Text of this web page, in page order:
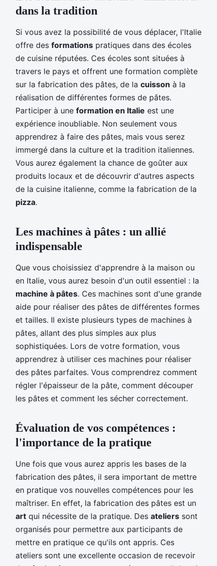
dans la tradition
Si vous avez la possibilité de vous déplacer, l'Italie
offre des formations pratiques dans des écoles
de cuisine réputées. Ces écoles sont situées à
travers le pays et offrent une formation complète
sur la fabrication des pâtes, de la cuisson à la
réalisation de différentes formes de pâtes.
Participer à une formation en Italie est une
expérience inoubliable. Non seulement vous
apprendrez à faire des pâtes, mais vous serez
immergé dans la culture et la tradition italiennes.
Vous aurez également la chance de goûter aux
produits locaux et de découvrir d'autres aspects
de la cuisine italienne, comme la fabrication de la
pizza.
Les machines à pâtes : un allié
indispensable
Que vous choisissiez d'apprendre à la maison ou
en Italie, vous aurez besoin d'un outil essentiel : la
machine à pâtes. Ces machines sont d'une grande
aide pour réaliser des pâtes de différentes formes
et tailles. Il existe plusieurs types de machines à
pâtes, allant des plus simples aux plus
sophistiquées. Lors de votre formation, vous
apprendrez à utiliser ces machines pour réaliser
des pâtes parfaites. Vous comprendrez comment
régler l'épaisseur de la pâte, comment découper
les pâtes et comment les sécher correctement.
Évaluation de vos compétences :
l'importance de la pratique
Une fois que vous aurez appris les bases de la
fabrication des pâtes, il sera important de mettre
en pratique vos nouvelles compétences pour les
maîtriser. En effet, la fabrication des pâtes est un
art qui nécessite de la pratique. Des ateliers sont
organisés pour permettre aux participants de
mettre en pratique ce qu'ils ont appris. Ces
ateliers sont une excellente occasion de recevoir